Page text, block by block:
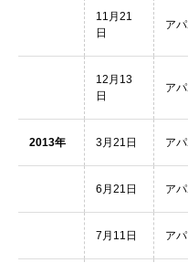
11月21
日
ア
12月13
日
ア
2013年 3月21日 ア
6月21日 ア
7月11日 ア